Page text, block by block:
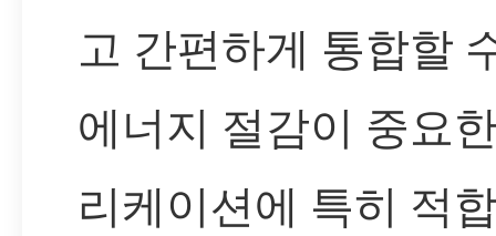
고 간편하게 통합할
에너지 절감이 중요
리케이션에 특히 적